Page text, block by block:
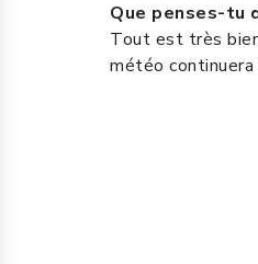
Que penses-tu
Tout est très
météo continuera